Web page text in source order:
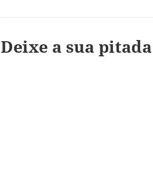
Deixe a sua